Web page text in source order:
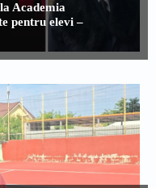
Academia
pentru elevi –